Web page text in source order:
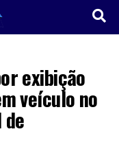
exibição
veículo no